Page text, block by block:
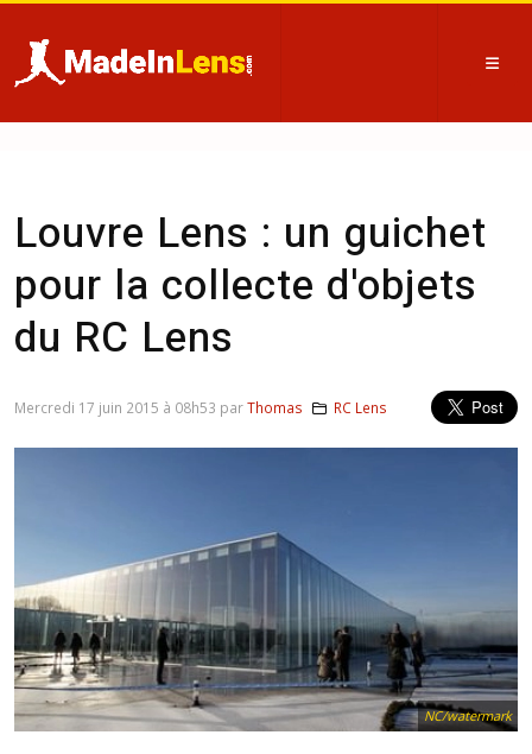
Louvre Lens : un guichet
pour la collecte d'objets
du RC Lens
NC/watermark
Mercredi 17 juin 2015 à 08h53 parThomas RC Lens